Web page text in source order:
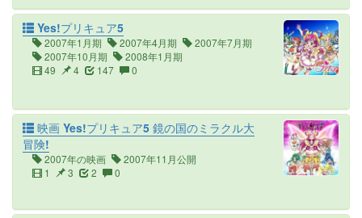
Yes!プリキュア5
2007年1月期 2007年4月期
2007年7月期
2007年10月期
2008年1月期
49
4 147 0
映画 Yes!プリキュア5 鏡の国のミラクル大
冒険!
2007年の映画
2007年11月公開
1
3 2 0